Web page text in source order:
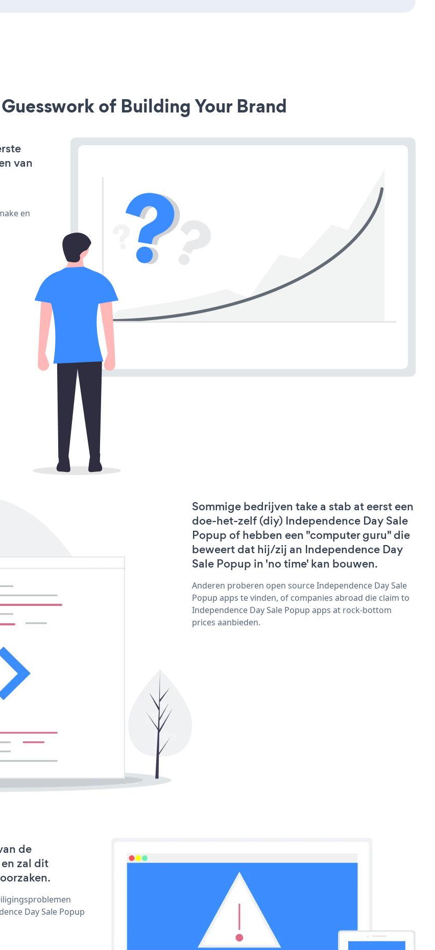
of Building Your Brand
van
en
Sommige bedrijven take a stab at eerst een
doe-het-zelf (diy) Independence Day Sale
Popup of hebben een "computer guru" die
beweert dat hij/zij an Independence Day
Sale Popup in 'no time' kan bouwen.
Anderen proberen open source Independence Day Sale
Popup apps te vinden, of companies abroad die claim to
Independence Day Sale Popup apps at rock-bottom
prices aanbieden.
de
zal dit
Day Sale Popup